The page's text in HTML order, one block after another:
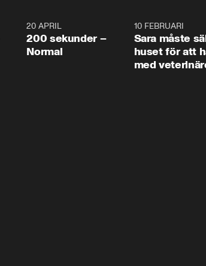
4:2320 APRIL
200 sekunder –
Normal
10 FEBRUARI
Sara måste
huset för att
med